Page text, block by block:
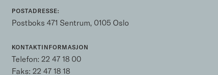
POSTADRESSE:
Postboks 471 Sentrum, 0105 Oslo
KONTAKTINFORMASJON
Telefon: 22 47 18 00
Faks: 22 47 18 18